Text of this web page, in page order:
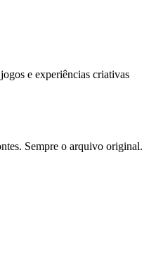
e experiências criativas
Sempre o arquivo original.